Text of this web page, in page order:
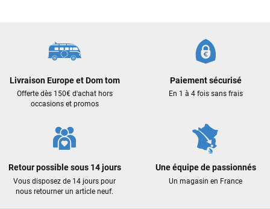
Livraison Europe et Dom tom
Offerte dès 150€ d'achat hors
occasions et promos
Paiement sécurisé
En 1 à 4 fois sans frais
Retour possible sous 14 jours
Vous disposez de 14 jours pour
nous retourner un article neuf.
Une équipe de passionnés
Un magasin en France